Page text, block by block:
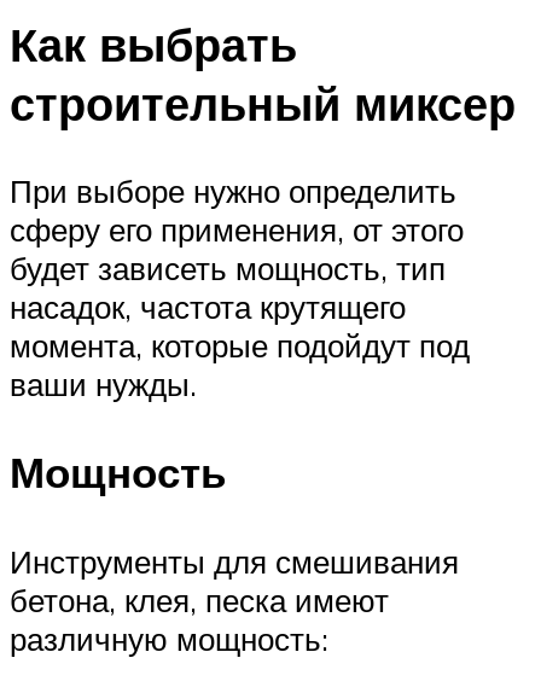
Как выбрать
строительный миксер
При выборе нужно определить
сферу его применения, от этого
будет зависеть мощность, тип
насадок, частота крутящего
момента, которые подойдут под
ваши нужды.
Мощность
Инструменты для смешивания
бетона, клея, песка имеют
различную мощность: